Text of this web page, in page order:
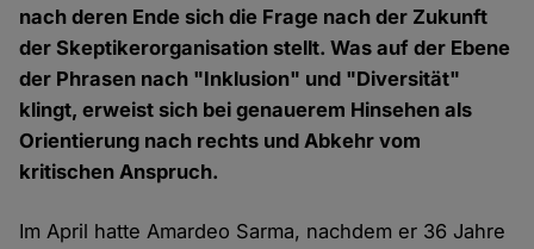
nach deren Ende sich die Frage nach der Zukunft
der Skeptikerorganisation stellt. Was auf der Ebene
der Phrasen nach "Inklusion" und "Diversität"
klingt, erweist sich bei genauerem Hinsehen als
Orientierung nach rechts und Abkehr vom
kritischen Anspruch.
Im April hatte Amardeo Sarma, nachdem er 36 Jahre